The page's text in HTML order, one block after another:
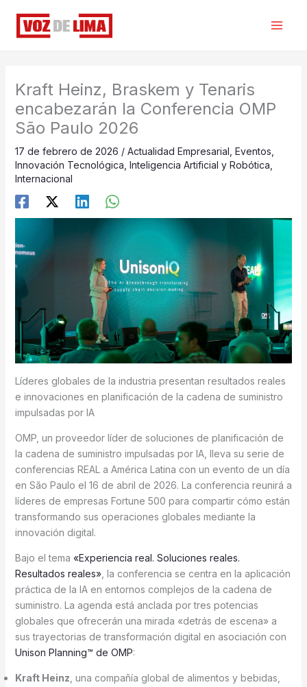
contenido
Kraft Heinz, Braskem y Tenaris
encabezarán la Conferencia OMP
São Paulo 2026
17 de febrero de 2026 / Actualidad Empresarial Eventos
Innovación Tecnológica Inteligencia Artificial y Robótica
Internacional
Líderes globales de la industria presentan resultados reales
e innovaciones en planificación de la cadena de suministro
impulsadas por IA
OMP, un proveedor líder de soluciones de planificación de
la cadena de suministro impulsadas por IA, lleva su serie de
conferencias REAL a América Latina con un evento de un día
en São Paulo el 16 de abril de 2026. La conferencia reunirá a
líderes de empresas Fortune 500 para compartir cómo están
transformando sus operaciones globales mediante la
innovación digital.
Bajo el tema «Experiencia real. Soluciones reales.
Resultados reales», la conferencia se centra en la aplicación
práctica de la IA en entornos complejos de la cadena de
suministro. La agenda está anclada por tres potencias
globales que ofrecerán una mirada «detrás de escena» a
sus trayectorias de transformación digital en asociación con
Unison Planning™ de OMP:
Kraft Heinz , una compañía global de alimentos y bebidas,